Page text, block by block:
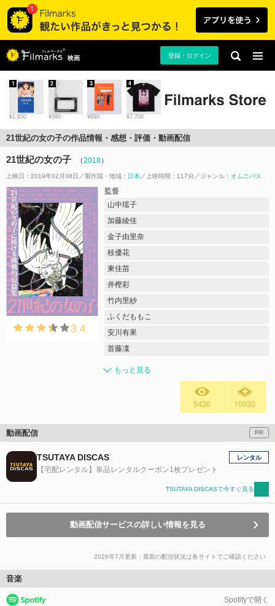
映画 登録・ログイン
¥1,650
1
¥990
2
¥990
3
¥7,700
4
21世紀の女の子の作品情報・感想・評価・動画配信
21世紀の女の子 （2018）
上映日：2019年02月08日 製作国・地域： 日本 上映時間：117分 ジャンル： オムニバス
3.4
監督
山中瑶子
加藤綾佳
金子由里奈
枝優花
東佳苗
井樫彩
竹内里紗
ふくだももこ
安川有果
首藤凜
もっと見る
5436 10930
動画配信 PR
TSUTAYA DISCAS
【宅配レンタル】単品レンタルクーポン1枚プレゼント
レンタル
TSUTAYA DISCASで今すぐ見る
動画配信サービスの詳しい情報を見る
2026年7月更新：最新の配信状況は各サイトでご確認ください
音楽
Spotifyで開く